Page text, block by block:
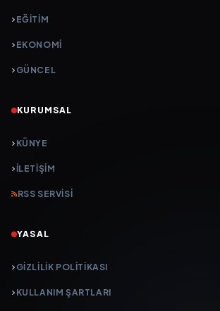
EĞİTİM
EKONOMİ
GÜNCEL
KURUMSAL
KÜNYE
İLETIŞIM
RSS SERVISI
YASAL
GIZLILIK POLITIKASI
KULLANIM ŞARTLARI